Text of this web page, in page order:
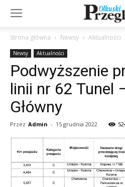
Strona główna Newsy Aktualności
Newsy Aktualności
Podwyższenie
linii nr 62 Tunel
Główny
Przez Admin - 15 grudnia 2022